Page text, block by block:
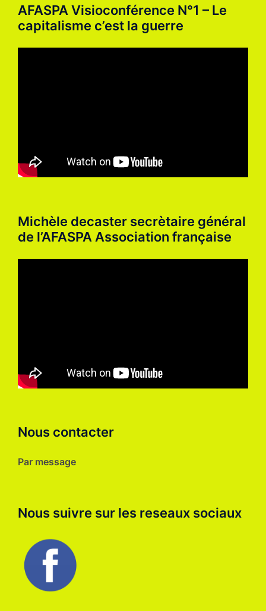
AFASPA Visioconférence N°1 – Le
capitalisme c’est la guerre
Michèle decaster secrètaire général
de l’AFASPA Association française
Nous contacter
Par message
Nous suivre sur les reseaux sociaux